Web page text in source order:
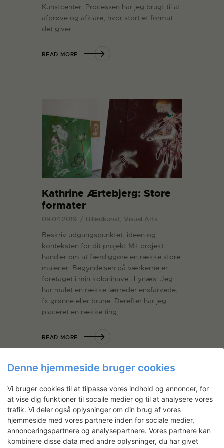
Kunstcenter. Processen har jeg brugt til at
afprøve og afklare, hvor stort et format
det giver…
READ MORE
Kathrine Ærtebjerg: Store
formater
09.04.2019 Billedkunst, Visual Arts
Beskriv udgangspunktet, ideen og
konteksten for dit projekt Mit projekt
handler om at færdiggøre en række store
malerier. Begyndelsen på værkerne er
foretaget i min kolonihave i Lynæs. Jeg
har malet en række lærreder ensfarvede,
fx grønne eller brune. Derefter har jeg
placeret en række ting,…
READ MORE
Denne hjemmeside bruger cookies
Vi bruger cookies til at tilpasse vores indhold og annoncer, for
at vise dig funktioner til socaile medier og til at analysere vores
trafik. Vi deler også oplysninger om din brug af vores
hjemmeside med vores partnere inden for sociale medier,
annonceringspartnere og analysepartnere. Vores partnere kan
kombinere disse data med andre oplysninger, du har givet